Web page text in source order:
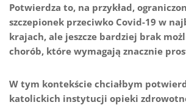
Potwierdza to, na przykład,
szczepionek przeciwko Covid-19 w
krajach, ale jeszcze bardziej brak
chorób, które wymagają znacznie
W tym kontekście chciałbym
katolickich instytucji opieki